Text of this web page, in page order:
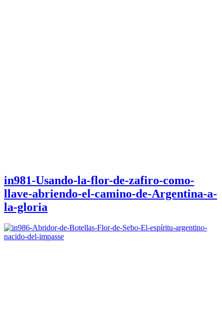
in981-Usando-la-flor-de-zafiro-como-
llave-abriendo-el-camino-de-Argentina-a-
la-gloria